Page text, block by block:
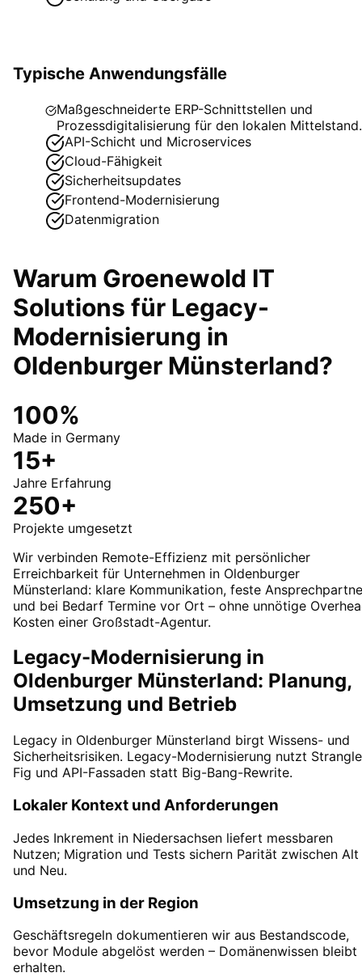
Typische Anwendungsfälle
Maßgeschneiderte ERP-Schnittstellen und
Prozessdigitalisierung für den lokalen Mittelstand.
API-Schicht und Microservices
Cloud-Fähigkeit
Sicherheitsupdates
Frontend-Modernisierung
Datenmigration
Warum Groenewold IT
Solutions für Legacy-
Modernisierung in
Oldenburger Münsterland?
100%
Made in Germany
15+
Jahre Erfahrung
250+
Projekte umgesetzt
Wir verbinden Remote-Effizienz mit persönlicher
Erreichbarkeit für Unternehmen in Oldenburger
Münsterland: klare Kommunikation, feste
und bei Bedarf Termine vor Ort – ohne unnötige
Kosten einer Großstadt-Agentur.
Legacy-Modernisierung in
Oldenburger Münsterland: Planung,
Umsetzung und Betrieb
Legacy in Oldenburger Münsterland birgt Wissens- und
Sicherheitsrisiken. Legacy-Modernisierung nutzt
Fig und API-Fassaden statt Big-Bang-Rewrite.
Lokaler Kontext und Anforderungen
Jedes Inkrement in Niedersachsen liefert messbaren
Nutzen; Migration und Tests sichern Parität zwischen Alt
und Neu.
Umsetzung in der Region
Geschäftsregeln dokumentieren wir aus Bestandscode,
bevor Module abgelöst werden – Domänenwissen bleibt
erhalten.